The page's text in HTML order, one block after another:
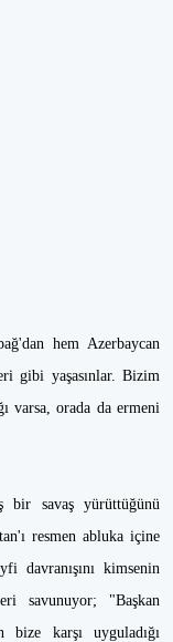
hem Azerbaycan
gibi yaşasınlar. Bizim
varsa, orada da ermeni
bir savaş yürüttüğünü
resmen abluka içine
kimsenin
savunuyor; "Başkan
bize karşı uyguladığı